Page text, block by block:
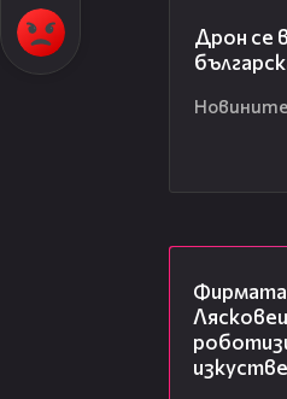
Дрон се
Новините
Фирмата